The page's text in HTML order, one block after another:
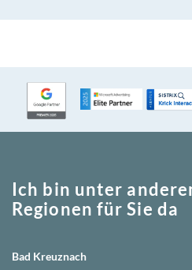
Ich bin unter
Regionen für Sie da
Bad Kreuznach